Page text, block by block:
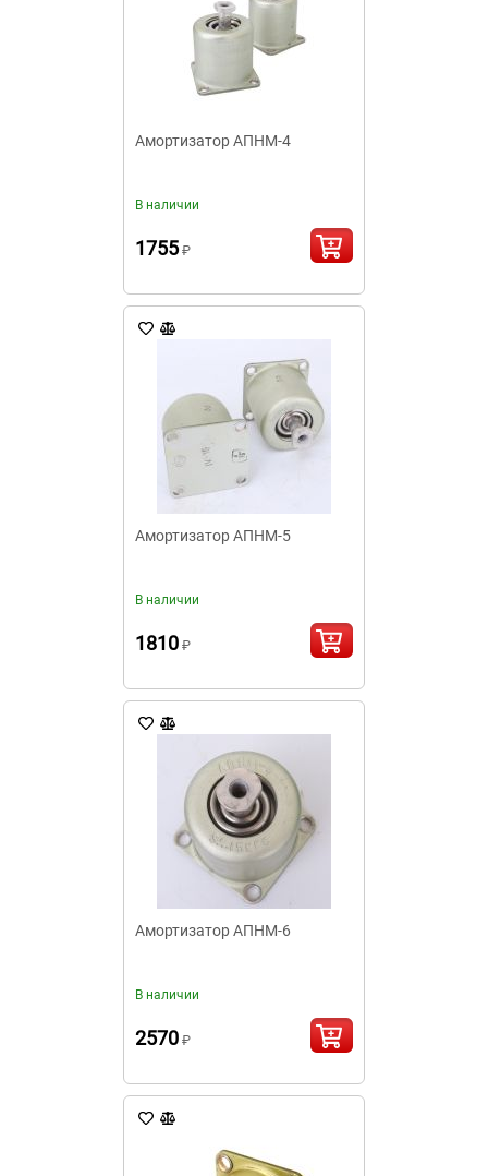
Амортизатор АПНМ-4
В наличии
1755 ₽
Амортизатор АПНМ-5
В наличии
1810 ₽
Амортизатор АПНМ-6
В наличии
2570 ₽